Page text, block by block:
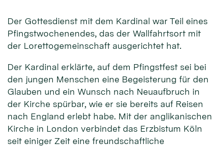
Der Gottesdienst mit dem Kardinal war Teil eines
Pfingstwochenendes, das der Wallfahrtsort mit
der Lorettogemeinschaft ausgerichtet hat.
Der Kardinal erklärte, auf dem Pfingstfest sei bei
den jungen Menschen eine Begeisterung für den
Glauben und ein Wunsch nach Neuaufbruch in
der Kirche spürbar, wie er sie bereits auf Reisen
nach England erlebt habe. Mit der anglikanischen
Kirche in London verbindet das Erzbistum Köln
seit einiger Zeit eine freundschaftliche